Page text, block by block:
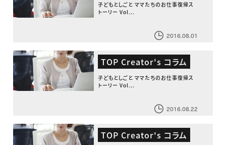
子どもとしごと ママたちのお仕事復帰ス
トーリー Vol…
2016.08.01
TOP Creator's コラム
子どもとしごと ママたちのお仕事復帰ス
トーリー Vol…
2016.08.22
TOP Creator's コラム